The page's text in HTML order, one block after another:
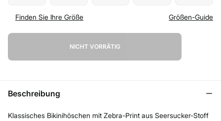
Finden Sie Ihre Größe Größen-Guide
NICHT VORRÄTIG
Beschreibung
Klassisches Bikinihöschen mit Zebra-Print aus Seersucker-Stoff